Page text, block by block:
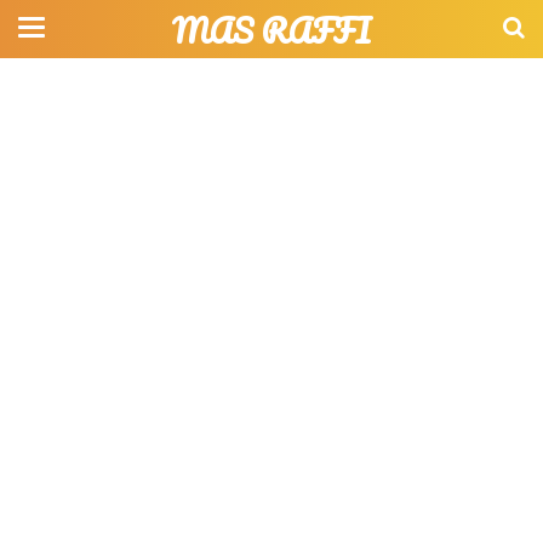
MAS RAFFI